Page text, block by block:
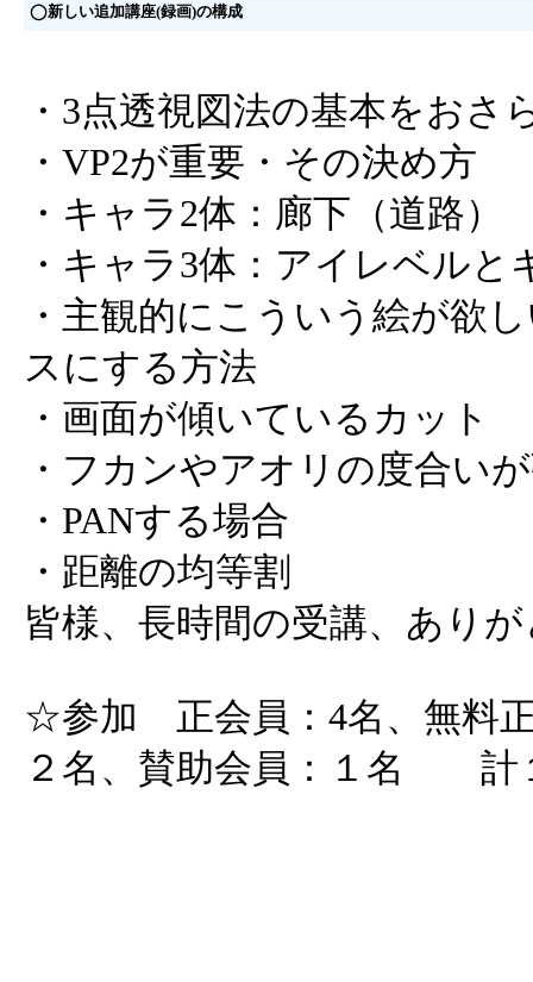
◯新しい追加講座(録画)の構成
・3点透視図法の基本をおさ
・VP2が重要・その決め方
・キャラ2体：廊下（道路）
・キャラ3体：アイレベル
・主観的にこういう絵が欲
スにする方法
・画面が傾いているカット
・フカンやアオリの度合い
・PANする場合
・距離の均等割
皆様、長時間の受講、あり
☆参加 正会員：4名、無料
２名、賛助会員：１名 計